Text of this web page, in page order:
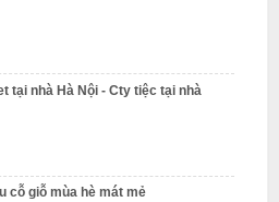
tại nhà Hà Nội - Cty tiệc tại nhà
cỗ giỗ mùa hè mát mẻ